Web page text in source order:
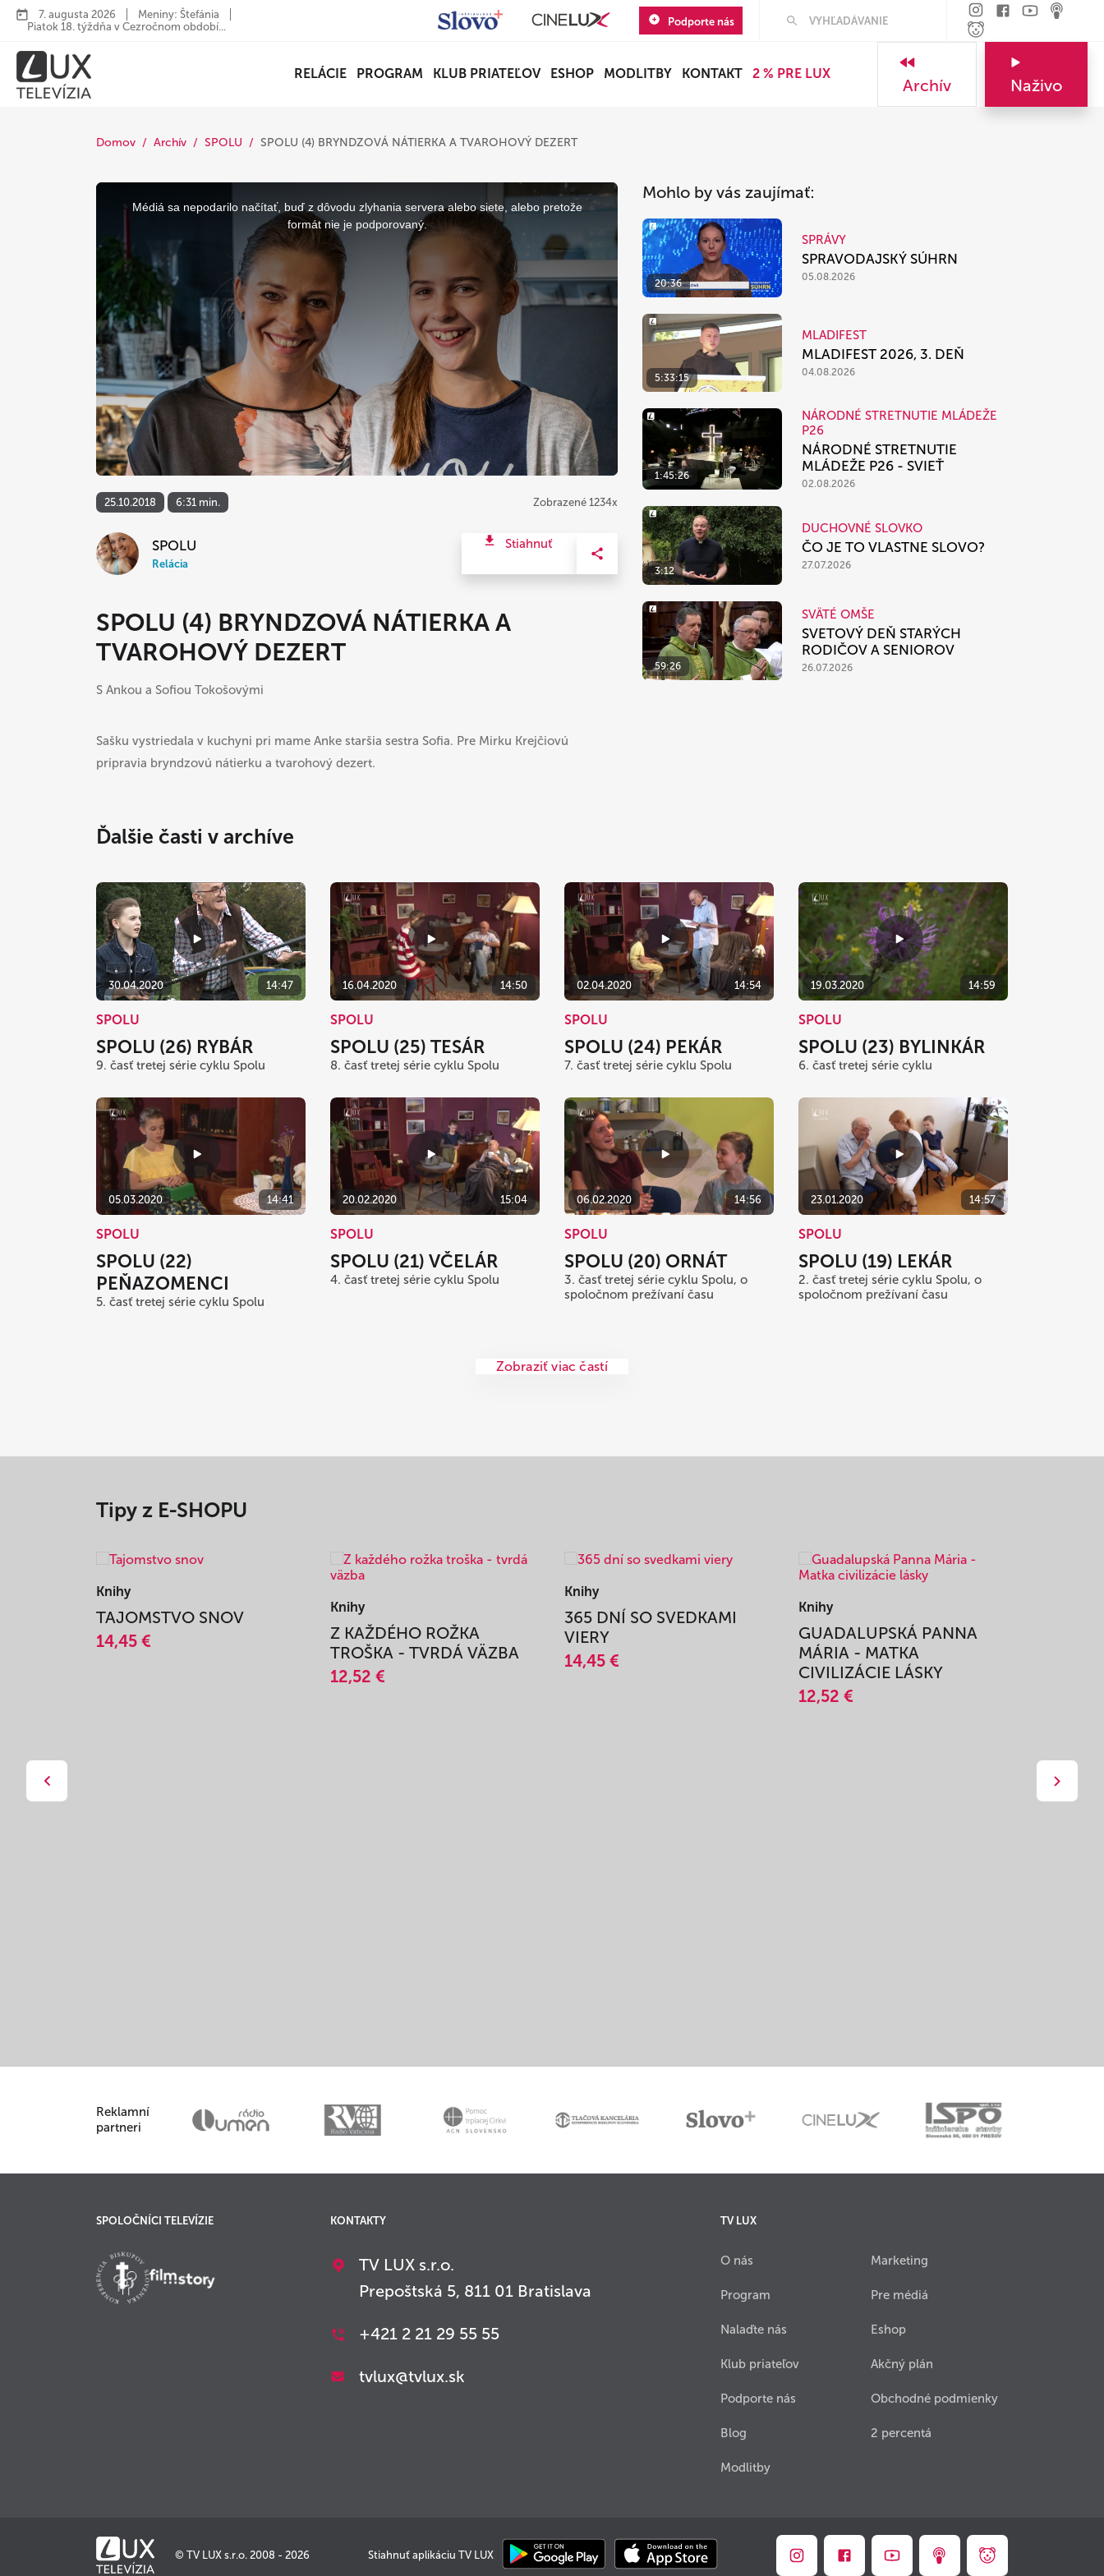
7. augusta 2026
Meniny: Štefánia
Piatok 18. týždňa v Cezročnom období...
Podporte nás
RELÁCIE PROGRAM KLUB PRIATEĽOV ESHOP MODLITBY KONTAKT 2 % PRE LUX
Archív Naživo
Domov Archív SPOLU SPOLU (4) BRYNDZOVÁ NÁTIERKA A TVAROHOVÝ DEZERT
This
Médiá sa nepodarilo načítať, buď z dôvodu zlyhania servera alebo siete, alebo pretože
formát nie je podporovaný.
25.10.2018 6:31 min. Zobrazené 1234x
SPOLU
Relácia
Stiahnuť
SPOLU (4) BRYNDZOVÁ NÁTIERKA A
TVAROHOVÝ DEZERT
S Ankou a Sofiou Tokošovými
Sašku vystriedala v kuchyni pri mame Anke staršia sestra Sofia. Pre Mirku Krejčiovú
pripravia bryndzovú nátierku a tvarohový dezert.
Mohlo by vás zaujímať:
20:36
SPRÁVY
SPRAVODAJSKÝ SÚHRN
05.08.2026
5:33:15
MLADIFEST
MLADIFEST 2026, 3. DEŇ
04.08.2026
1:45:26
NÁRODNÉ STRETNUTIE MLÁDEŽE
P26
NÁRODNÉ STRETNUTIE
MLÁDEŽE P26 - SVIEŤ
02.08.2026
3:12
DUCHOVNÉ SLOVKO
ČO JE TO VLASTNE SLOVO?
27.07.2026
59:26
SVÄTÉ OMŠE
SVETOVÝ DEŇ STARÝCH
RODIČOV A SENIOROV
26.07.2026
Ďalšie časti v archíve
30.04.2020 14:47
SPOLU
SPOLU (26) RYBÁR
9. časť tretej série cyklu Spolu
16.04.2020 14:50
SPOLU
SPOLU (25) TESÁR
8. časť tretej série cyklu Spolu
02.04.2020 14:54
SPOLU
SPOLU (24) PEKÁR
7. časť tretej série cyklu Spolu
19.03.2020 14:59
SPOLU
SPOLU (23) BYLINKÁR
6. časť tretej série cyklu
05.03.2020 14:41
SPOLU
SPOLU (22)
PEŇAZOMENCI
5. časť tretej série cyklu Spolu
20.02.2020 15:04
SPOLU
SPOLU (21) VČELÁR
4. časť tretej série cyklu Spolu
06.02.2020 14:56
SPOLU
SPOLU (20) ORNÁT
3. časť tretej série cyklu Spolu, o
spoločnom prežívaní času
23.01.2020 14:57
SPOLU
SPOLU (19) LEKÁR
2. časť tretej série cyklu Spolu, o
spoločnom prežívaní času
Zobraziť viac častí
Tipy z E-SHOPU
Knihy
TAJOMSTVO SNOV
14,45 €
Knihy
Z KAŽDÉHO ROŽKA
TROŠKA - TVRDÁ VÄZBA
12,52 €
Knihy
365 DNÍ SO SVEDKAMI
VIERY
14,45 €
Knihy
GUADALUPSKÁ PANNA
MÁRIA - MATKA
CIVILIZÁCIE LÁSKY
12,52 €
Reklamní
partneri
SPOLOČNÍCI TELEVÍZIE KONTAKTY
TV LUX s.r.o.
Prepoštská 5, 811 01 Bratislava
+421 2 21 29 55 55
tvlux@tvlux.sk
TV LUX
O nás
Program
Nalaďte nás
Klub priateľov
Podporte nás
Blog
Modlitby
Marketing
Pre médiá
Eshop
Akčný plán
Obchodné podmienky
2 percentá
© TV LUX s.r.o. 2008 - 2026 Stiahnuť aplikáciu TV LUX